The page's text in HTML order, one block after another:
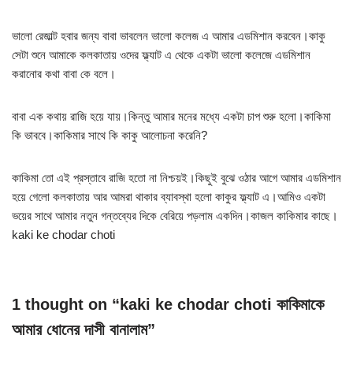
ভালো রেজাল্ট হবার জন্য বাবা ভাবলেন ভালো কলেজ এ আমার এডমিশান করবেন।কাকু
সেটা শুনে আমাকে কলকাতায় ওদের ফ্ল্যাট এ থেকে একটা ভালো কলেজে এডমিশান
করানোর কথা বাবা কে বলে।
বাবা এক কথায় রাজি হয়ে যায়।কিন্তু আমার মনের মধ্যে একটা চাপ শুরু হলো।কাকিমা
কি ভাববে।কাকিমার সাথে কি কাকু আলোচনা করেনি?
কাকিমা তো এই প্রস্তাবে রাজি হতো না নিশ্চয়ই।কিছুই বুঝে ওঠার আগে আমার এডমিশান
হয়ে গেলো কলকাতায় আর আমরা থাকার ব্যাবস্থা হলো কাকুর ফ্ল্যাট এ।আমিও একটা
ভয়ের সাথে আমার নতুন গন্তব্যের দিকে বেরিয়ে পড়লাম একদিন।কাজল কাকিমার কাছে।
kaki ke chodar choti
1 thought on “kaki ke chodar choti কাকিমাকে
আমার ধোনের দাসী বানালাম”